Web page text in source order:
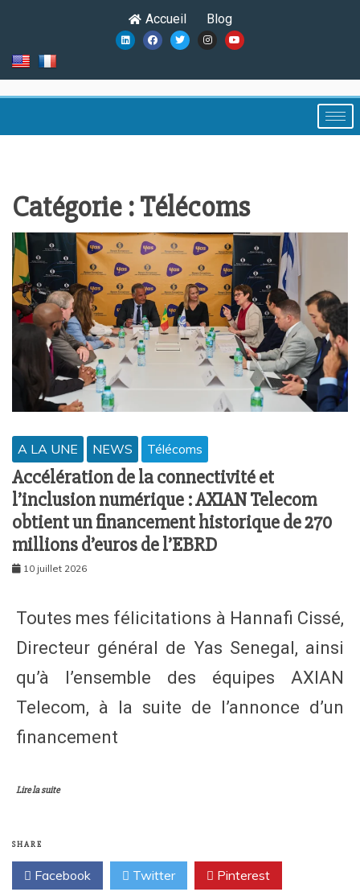
Accueil Blog
Catégorie :Télécoms
A LA UNE NEWS Télécoms
Accélération de la connectivité et
l’inclusion numérique : AXIAN Telecom
obtient un financement historique de 270
millions d’euros de l’EBRD
10 juillet 2026
Toutes mes félicitations à Hannafi Cissé,
Directeur général de Yas Senegal, ainsi
qu’à l’ensemble des équipes AXIAN
Telecom, à la suite de l’annonce d’un
financement
Lire la suite
SHARE
Facebook Twitter Pinterest